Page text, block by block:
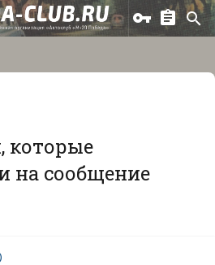
которые
на сообщение